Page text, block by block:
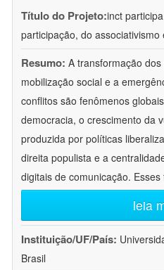
Título do Projeto:inct
participação, do
Resumo: A transformação
mobilização social e a
conflitos são fenômenos
democracia, o crescimento da
produzida por políticas
direita populista e a
digitais de comunicação.
leia
Instituição/UF/País:
Brasil